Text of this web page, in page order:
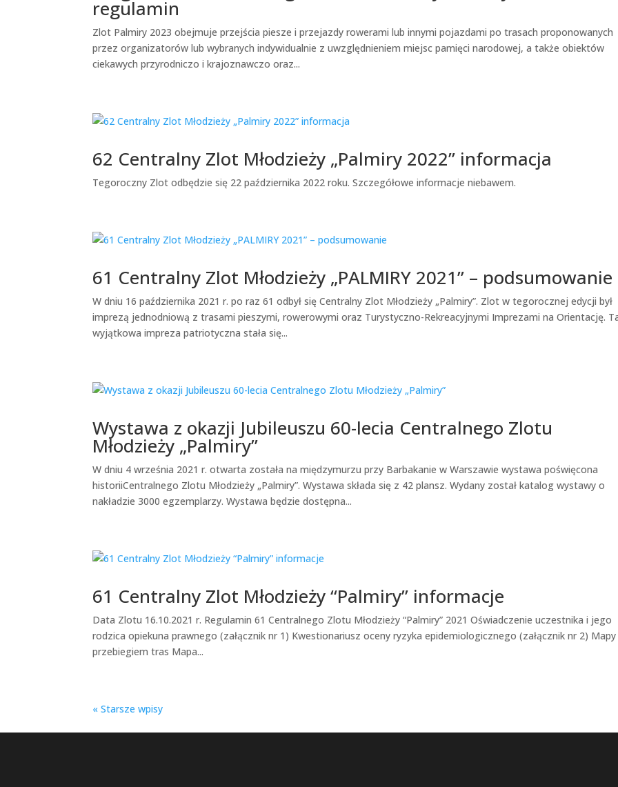
regulamin
Zlot Palmiry 2023 obejmuje przejścia piesze i przejazdy rowerami lub innymi pojazdami po trasach proponowanych
przez organizatorów lub wybranych indywidualnie z uwzględnieniem miejsc pamięci narodowej, a także obiektów
ciekawych przyrodniczo i krajoznawczo oraz...
62 Centralny Zlot Młodzieży „Palmiry 2022” informacja
Tegoroczny Zlot odbędzie się 22 października 2022 roku. Szczegółowe informacje niebawem.
61 Centralny Zlot Młodzieży „PALMIRY 2021” – podsumowanie
W dniu 16 października 2021 r. po raz 61 odbył się Centralny Zlot Młodzieży „Palmiry”. Zlot w tegorocznej edycji był
imprezą jednodniową z trasami pieszymi, rowerowymi oraz Turystyczno-Rekreacyjnymi Imprezami na Orientację.
wyjątkowa impreza patriotyczna stała się...
Wystawa z okazji Jubileuszu 60-lecia Centralnego Zlotu
Młodzieży „Palmiry”
W dniu 4 września 2021 r. otwarta została na międzymurzu przy Barbakanie w Warszawie wystawa poświęcona
historiiCentralnego Zlotu Młodzieży „Palmiry”. Wystawa składa się z 42 plansz. Wydany został katalog wystawy o
nakładzie 3000 egzemplarzy. Wystawa będzie dostępna...
61 Centralny Zlot Młodzieży “Palmiry” informacje
Data Zlotu 16.10.2021 r. Regulamin 61 Centralnego Zlotu Młodzieży “Palmiry” 2021 Oświadczenie uczestnika i jego
rodzica opiekuna prawnego (załącznik nr 1) Kwestionariusz oceny ryzyka epidemiologicznego (załącznik nr 2)
przebiegiem tras Mapa...
« Starsze wpisy